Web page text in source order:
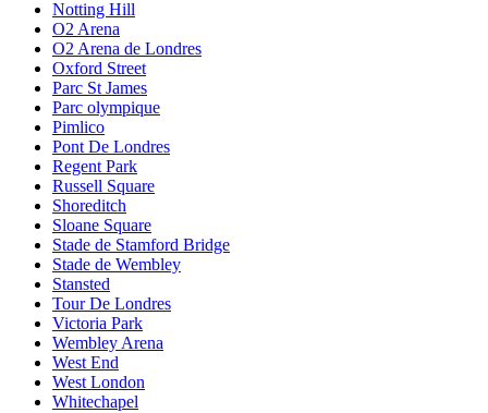
Notting Hill
O2 Arena
O2 Arena de Londres
Oxford Street
Parc St James
Parc olympique
Pimlico
Pont De Londres
Regent Park
Russell Square
Shoreditch
Sloane Square
Stade de Stamford Bridge
Stade de Wembley
Stansted
Tour De Londres
Victoria Park
Wembley Arena
West End
West London
Whitechapel